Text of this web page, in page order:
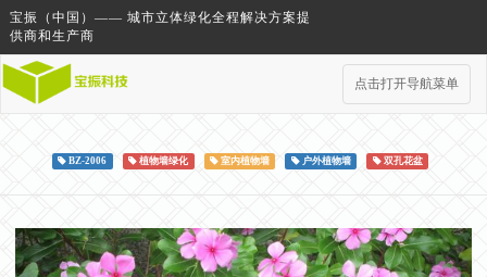
宝振（中国）—— 城市立体绿化全程解决方案提
供商和生产商
点击打开导航菜单
BZ-2006 植物墙绿化 室内植物墙 户外植物墙 双孔花盆
Previous Next